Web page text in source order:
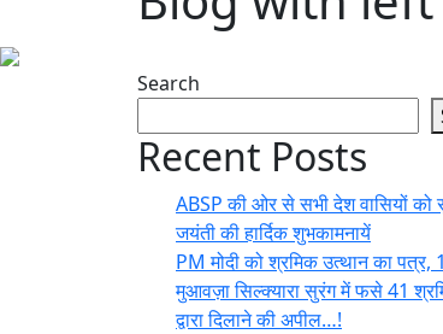
Search
Recent Posts
ABSP की ओर से सभी देश वासियों को
जयंती की हार्दिक शुभकामनायें
PM मोदी को श्रमिक उत्थान का
मुआवज़ा सिल्क्यारा सुरंग में फसे 41
द्वारा दिलाने की अपील…!